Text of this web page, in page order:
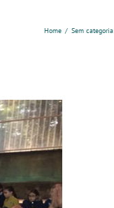
Home / Sem categoria